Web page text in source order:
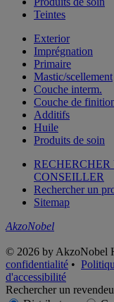
Teintes
Exterior
Imprégnation
Primaire
Mastic/scellement
Couche interm.
Couche de
Additifs
Huile
Produits de soin
CONSEILLER
Rechercher un
Sitemap
AkzoNobel
© 2026 by AkzoNobel
confidentialité •
d'accessibilité
Rechercher un